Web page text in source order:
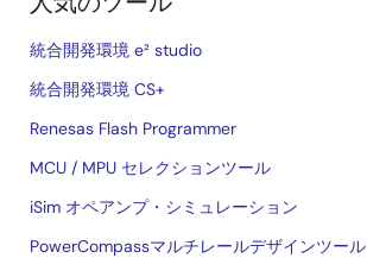
統合開発環境 e² studio
統合開発環境 CS+
Renesas Flash Programmer
MCU / MPU セレクションツール
iSim オペアンプ・シミュレーション
PowerCompassマルチレールデザインツール